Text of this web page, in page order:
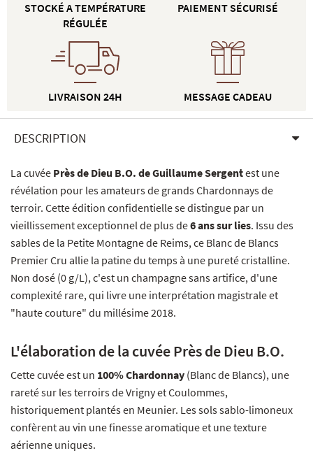
STOCKÉ A TEMPÉRATURE
RÉGULÉE
LIVRAISON 24H
PAIEMENT SÉCURISÉ
MESSAGE CADEAU
DESCRIPTION
La cuvée Près de Dieu B.O. de Guillaume Sergentest une
révélation pour les amateurs de grands Chardonnays de
terroir. Cette édition confidentielle se distingue par un
vieillissement exceptionnel de plus de6 ans sur lies. Issu des
sables de la Petite Montagne de Reims, ce Blanc de Blancs
Premier Cru allie la patine du temps à une pureté cristalline.
Non dosé (0 g/L), c'est un champagne sans artifice, d'une
complexité rare, qui livre une interprétation magistrale et
"haute couture" du millésime 2018.
L'élaboration de la cuvée Près de Dieu B.O.
Cette cuvée est un 100% Chardonnay (Blanc de Blancs), une
rareté sur les terroirs de Vrigny et Coulommes,
historiquement plantés en Meunier. Les sols sablo-limoneux
confèrent au vin une finesse aromatique et une texture
aérienne uniques.